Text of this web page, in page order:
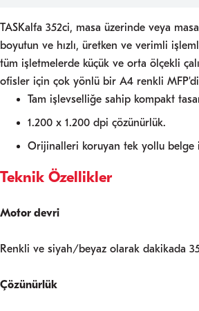
TASKalfa 352ci, masa üzerinde veya
boyutun ve hızlı, üretken ve verimli
tüm işletmelerde küçük ve orta ölçekli
ofisler için çok yönlü bir A4 renkli
Tam işlevselliğe sahip kompakt
1.200 x 1.200 dpi çözünürlük.
Orijinalleri koruyan tek yollu belge
Teknik Özellikler
Motor devri
Renkli ve siyah/beyaz olarak dakikada
Çözünürlük